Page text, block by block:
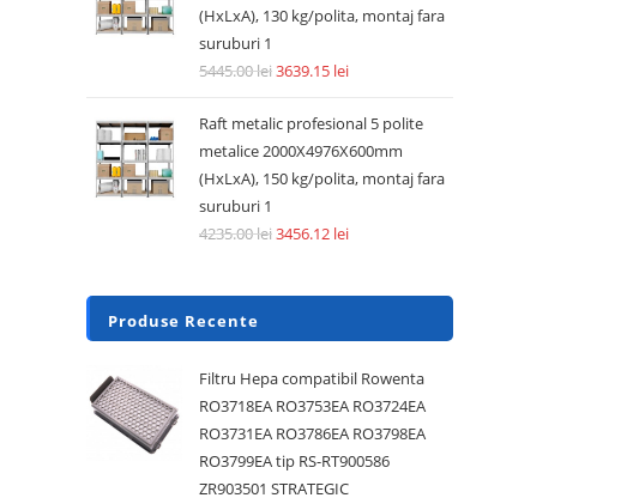
(HxLxA), 130 kg/polita, montaj fara
suruburi 1
5445.00lei3639.15 lei
Raft metalic profesional 5 polite
metalice 2000X4976X600mm
(HxLxA), 150 kg/polita, montaj fara
suruburi 1
4235.00lei3456.12 lei
Produse Recente
Filtru Hepa compatibil Rowenta
RO3718EA RO3753EA RO3724EA
RO3731EA RO3786EA RO3798EA
RO3799EA tip RS-RT900586
ZR903501 STRATEGIC